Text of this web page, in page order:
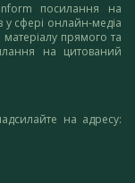
посилання на
у сфері онлайн-медіа
прямого та
на цитований
на адресу: